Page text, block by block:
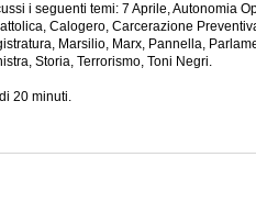
i seguenti temi: 7 Aprile, Autonomia
Calogero, Carcerazione
Marsilio, Marx, Pannella,
Storia, Terrorismo, Toni Negri.
20 minuti.